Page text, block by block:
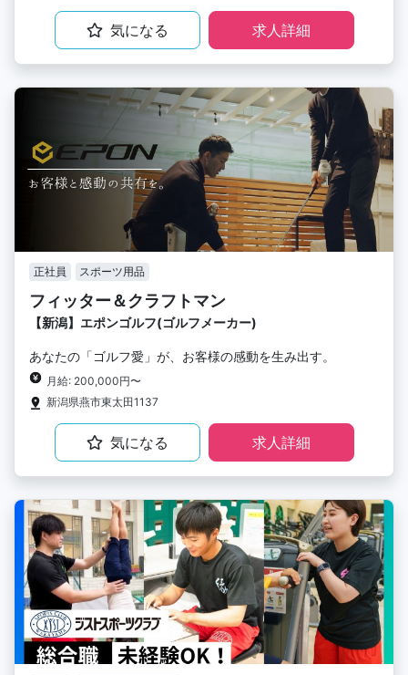
気になる 求人詳細
正社員 スポーツ用品
フィッター＆クラフトマン
【新潟】エポンゴルフ(ゴルフメーカー)
あなたの「ゴルフ愛」が、お客様の感動を生み出す。
月給: 200,000円〜
新潟県燕市東太田1137
気になる 求人詳細